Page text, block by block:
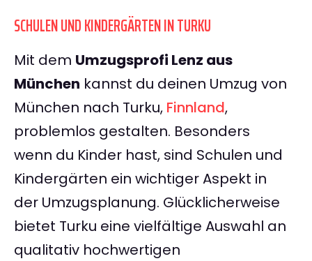
SCHULEN UND KINDERGÄRTEN IN TURKU
Mit dem Umzugsprofi Lenz aus
München kannst du deinen Umzug von
München nach Turku, Finnland,
problemlos gestalten. Besonders
wenn du Kinder hast, sind Schulen und
Kindergärten ein wichtiger Aspekt in
der Umzugsplanung. Glücklicherweise
bietet Turku eine vielfältige Auswahl an
qualitativ hochwertigen